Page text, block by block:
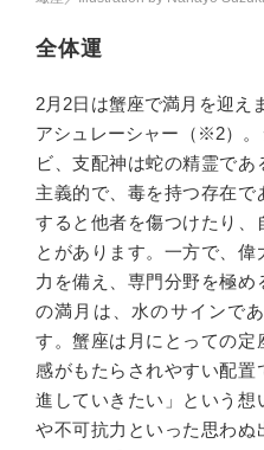
全体運
2月2日は蟹座で満月を迎
アシュレーシャー（※2）
ビ、支配神は蛇の精霊で
主義的で、毒を持つ存在
すると他者を傷つけたり、
とがあります。一方で、
力を備え、専門分野を極め
の満月は、水のサインで
す。蟹座は月にとっての定
感がもたらされやすい配
進していきたい」という
や不可抗力といった思わぬ